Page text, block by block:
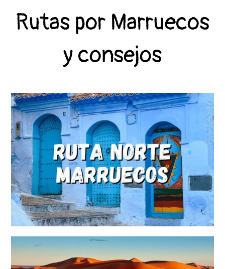
Rutas por Marruecos
y consejos